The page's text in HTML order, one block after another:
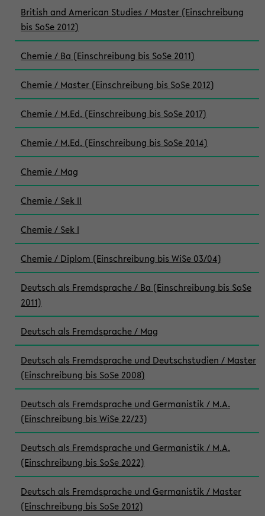
British and American Studies / Master (Einschreibung
bis SoSe 2012)
Chemie / Ba (Einschreibung bis SoSe 2011)
Chemie / Master (Einschreibung bis SoSe 2012)
Chemie / M.Ed. (Einschreibung bis SoSe 2017)
Chemie / M.Ed. (Einschreibung bis SoSe 2014)
Chemie / Mag
Chemie / Sek II
Chemie / Sek I
Chemie / Diplom (Einschreibung bis WiSe 03/04)
Deutsch als Fremdsprache / Ba (Einschreibung bis SoSe
2011)
Deutsch als Fremdsprache / Mag
Deutsch als Fremdsprache und Deutschstudien / Master
(Einschreibung bis SoSe 2008)
Deutsch als Fremdsprache und Germanistik / M.A.
(Einschreibung bis WiSe 22/23)
Deutsch als Fremdsprache und Germanistik / M.A.
(Einschreibung bis SoSe 2022)
Deutsch als Fremdsprache und Germanistik / Master
(Einschreibung bis SoSe 2012)